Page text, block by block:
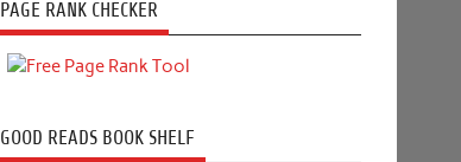
PAGE RANK CHECKER
GOOD READS BOOK SHELF